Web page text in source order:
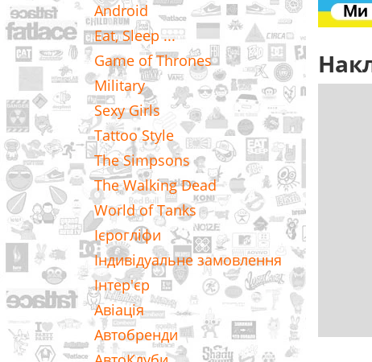
Android
Eat, Sleep ...
Game of Thrones
Military
Sexy Girls
Tattoo Style
The Simpsons
The Walking Dead
World of Tanks
Ієрогліфи
Індивідуальне замовлення
Інтер'єр
Авіація
Автобренди